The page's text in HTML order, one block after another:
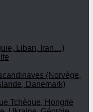
Liban, Iran…)
(Norvège,
Danemark)
Tchèque, Hongrie